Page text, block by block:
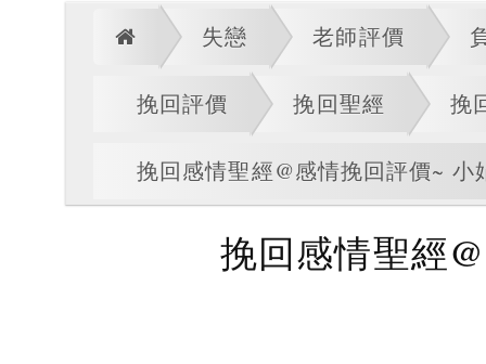
失戀 老師評價
挽回評價 挽回聖經 挽
挽回感情聖經@感情挽回評價~ 小
挽回感情聖經